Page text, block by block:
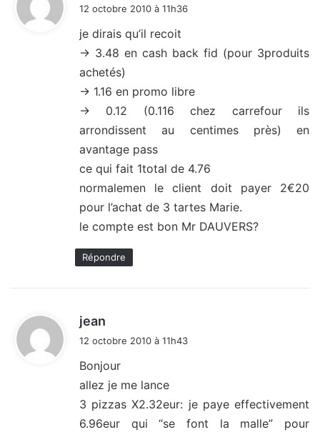
:
12 octobre 2010 à 11h36
je dirais qu’il recoit
-> 3.48 en cash back fid (pour 3produits
achetés)
-> 1.16 en promo libre
-> 0.12 (0.116 chez carrefour ils
arrondissent au centimes près) en
avantage pass
ce qui fait 1total de 4.76
normalemen le client doit payer 2€20
pour l’achat de 3 tartes Marie.
le compte est bon Mr DAUVERS?
Répondre
jean
12 octobre 2010 à 11h43
Bonjour
allez je me lance
3 pizzas X2.32eur: je paye effectivement
6.96eur qui “se font la malle” pour